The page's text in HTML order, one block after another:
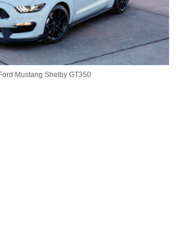
Ford Mustang Shelby GT350